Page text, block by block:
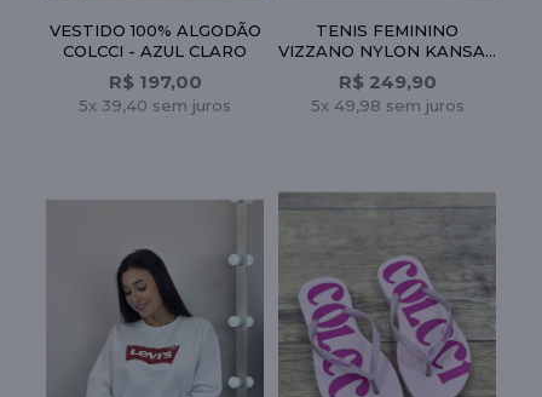
VESTIDO 100% ALGODÃO
COLCCI - AZUL CLARO
R$ 197,00
5x 39,40 sem juros
TENIS FEMININO
VIZZANO NYLON KANSAS
BRILHO ITALIA - CREME
R$ 249,90
5x 49,98 sem juros